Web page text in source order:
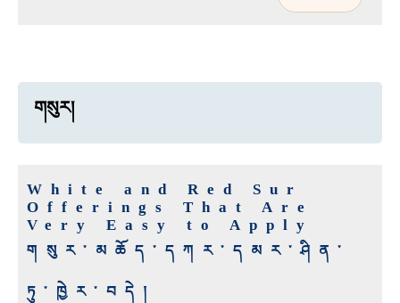
གསུར།
White and Red Sur
Offerings That Are
Very Easy to Apply
གསུར་མཆོད་དཀར་དམར་ཤིན་
ཏུ་ཁྱེར་བདེ།